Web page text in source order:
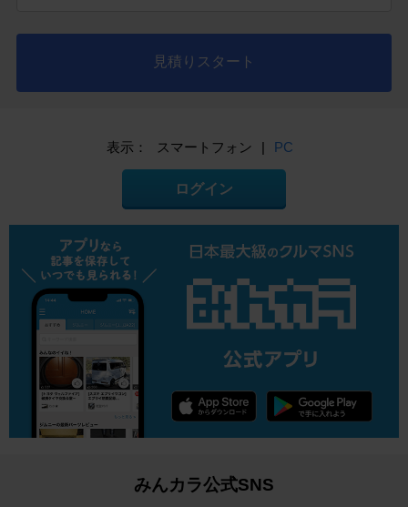
見積りスタート
表示： スマートフォン | PC
ログイン
みんカラ公式SNS